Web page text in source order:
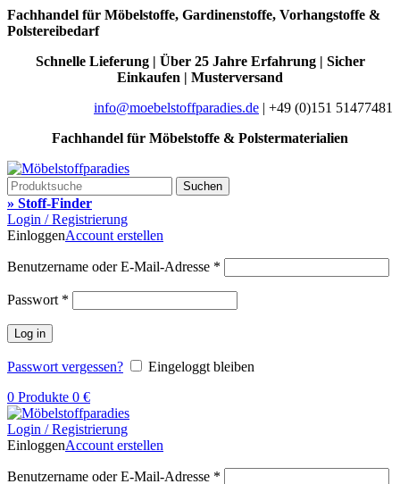
Fachhandel für Möbelstoffe, Gardinenstoffe, Vorhangstoffe &
Polstereibedarf
Schnelle Lieferung | Über 25 Jahre Erfahrung | Sicher
Einkaufen | Musterversand
info@moebelstoffparadies.de | +49 (0)151 51477481
Fachhandel für Möbelstoffe & Polstermaterialien
Suchen
» Stoff-Finder
Login / Registrierung
EinloggenAccount erstellen
Benutzername oder E-Mail-Adresse *
Passwort *
Log in
Passwort vergessen?
Eingeloggt bleiben
0 Produkte 0 €
Login / Registrierung
EinloggenAccount erstellen
Benutzername oder E-Mail-Adresse *